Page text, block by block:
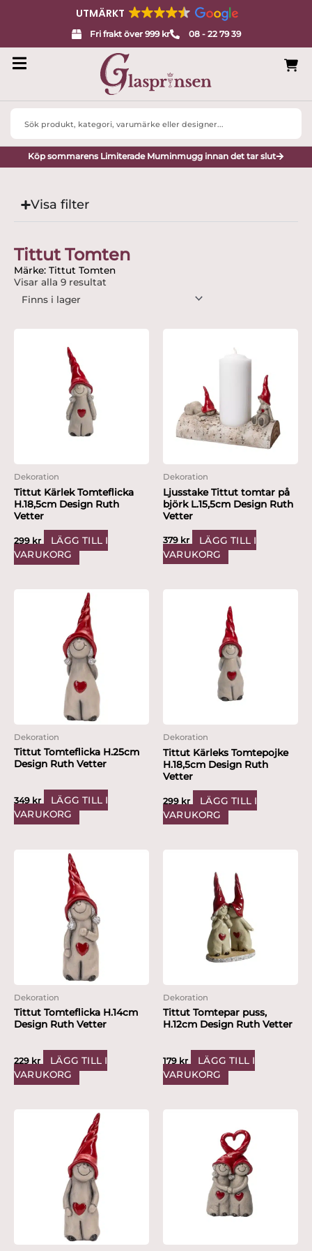
UTMÄRKT
Fri frakt över 999 kr 08 - 22 79 39
Search
Köp sommarens Limiterade Muminmugg innan det tar slut
Visa filter
Tittut Tomten
Märke: Tittut Tomten
Visar alla 9 resultat
Dekoration
Tittut Kärlek Tomteflicka
H.18,5cm Design Ruth
Vetter
299 kr
LÄGG TILL I
VARUKORG
Dekoration
Ljusstake Tittut tomtar på
björk L.15,5cm Design Ruth
Vetter
379 kr
LÄGG TILL I
VARUKORG
Dekoration
Tittut Tomteflicka H.25cm
Design Ruth Vetter
349 kr
LÄGG TILL I
VARUKORG
Dekoration
Tittut Kärleks Tomtepojke
H.18,5cm Design Ruth
Vetter
299 kr
LÄGG TILL I
VARUKORG
Dekoration
Tittut Tomteflicka H.14cm
Design Ruth Vetter
229 kr
LÄGG TILL I
VARUKORG
Dekoration
Tittut Tomtepar puss,
H.12cm Design Ruth Vetter
179 kr
LÄGG TILL I
VARUKORG